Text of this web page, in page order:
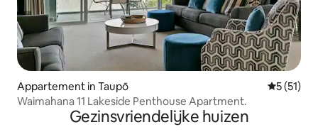
Appartement in Taupō
5 (51)
Waimahana 11 Lakeside Penthouse Apartment.
Gezinsvriendelijke huizen